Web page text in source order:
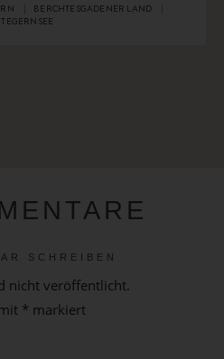
BERCHTESGADENER LAND
TEGERNSEE
SCHREIBEN
nicht veröffentlicht.
* markiert